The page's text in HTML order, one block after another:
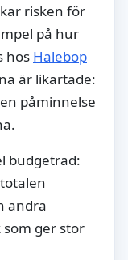
risken för
på hur
hos Halebop
är likartade:
påminnelse
budgetrad:
andra
ger stor